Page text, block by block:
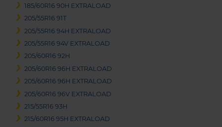
185/60R16 90H EXTRALOAD
205/55R16 91T
205/55R16 94H EXTRALOAD
205/55R16 94V EXTRALOAD
205/60R16 92H
205/60R16 96H EXTRALOAD
205/60R16 96H EXTRALOAD
205/60R16 96V EXTRALOAD
215/55R16 93H
215/60R16 95H EXTRALOAD